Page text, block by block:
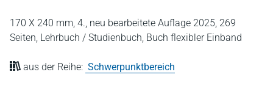
170 X 240 mm, 4., neu bearbeitete Auflage 2025, 269
Seiten, Lehrbuch / Studienbuch, Buch flexibler Einband
aus der Reihe: Schwerpunktbereich